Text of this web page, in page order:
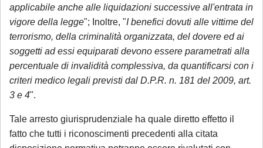
applicabile anche alle liquidazioni successive all'entrata in
vigore della legge"; Inoltre, "I benefici dovuti alle vittime del
terrorismo, della criminalità organizzata, del dovere ed ai
soggetti ad essi equiparati devono essere parametrati alla
percentuale di invalidità complessiva, da quantificarsi con i
criteri medico legali previsti dal D.P.R. n. 181 del 2009, art.
3 e 4".
Tale arresto giurisprudenziale ha quale diretto effetto il
fatto che tutti i riconoscimenti precedenti alla citata
email: la Sua richiesta sarà evasa
esclusivamente tramite email di riscontro
da parte dello Studio, che indicherà le
modalità di gestione.
Se è già cliente dello Studio , le richieste
sullo stato della pratica, quesiti generali,
gestione adempimenti processuali